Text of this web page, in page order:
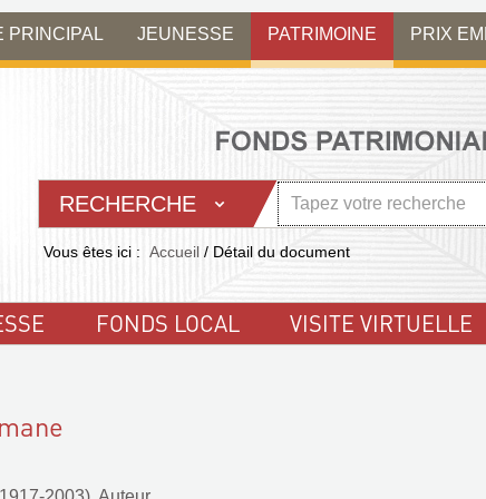
PRINCIPAL JEUNESSE PATRIMOINE PRIX
RECHERCHE
Vous êtes ici : Accueil / Détail du document
FONDS LOCAL VISITE VIRTUELLE